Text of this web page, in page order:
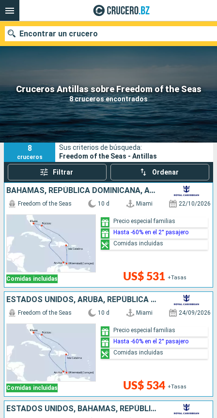
Cruceros Antillas sobre Freedom of the Seas
8 cruceros encontrados
Encontrar un crucero
Nuestros destinos
Fecha de salida
Puertos Compañías
Buscar
8
cruceros
Sus criterios de búsqueda:
Freedom of the Seas - Antillas
Filtrar Ordenar
BAHAMAS, REPÚBLICA DOMINICANA, ARUBA, ESTADOS UNIDOS
Comidas incluidas
Freedom of the Seas 10 d Miami 22/10/2026
US$ 531 +Tasas
Precio especial familias
Hasta -60% en el 2° pasajero
Comidas incluidas
ESTADOS UNIDOS, ARUBA, REPÚBLICA DOMINICANA, BAHAMAS
Comidas incluidas
Freedom of the Seas 10 d Miami 24/09/2026
US$ 534 +Tasas
Precio especial familias
Hasta -60% en el 2° pasajero
Comidas incluidas
ESTADOS UNIDOS, BAHAMAS, REPÚBLICA DOMINICANA, ARUBA